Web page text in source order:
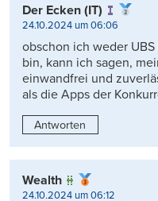
Der Ecken (IT)
24.10.2024 um 06:06
obschon ich weder
bin, kann ich sagen,
einwandfrei und
als die Apps der
Antworten
Wealth
24.10.2024 um 06:12